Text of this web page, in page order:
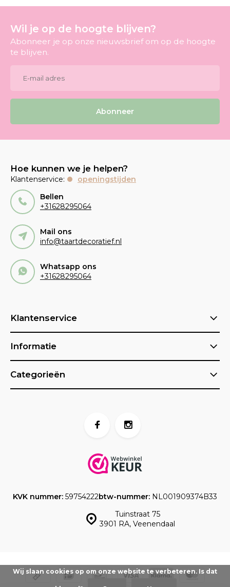
Wil je op de hoogte blijven?
Abonneer je op onze nieuwsbrief om op de hoogte
te blijven.
Abonneer
Hoe kunnen we je helpen?
Klantenservice:
openingstijden
Bellen
+31628295064
Mail ons
info@taartdecoratief.nl
Whatsapp ons
+31628295064
Klantenservice
Informatie
Categorieën
Tuinstraat 75
3901 RA, Veenendaal
KVK nummer: 59754222btw-nummer: NL001909374B33
Wij slaan cookies op om onze website te verbeteren. Is dat